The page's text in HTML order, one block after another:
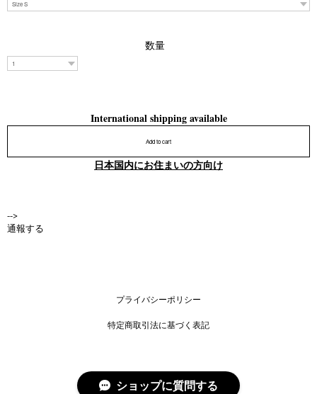
数量
International shipping available
Add to cart
日本国内にお住まいの方向け
-->
通報する
プライバシーポリシー
特定商取引法に基づく表記
ショップに質問する